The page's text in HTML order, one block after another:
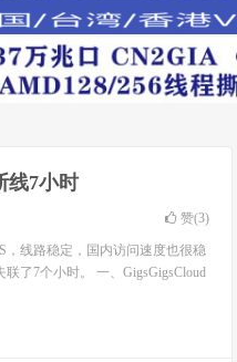
线7小时
赞(3)
，线路稳定，国内访问速度也很稳
了7个小时。 一、GigsGigsCloud